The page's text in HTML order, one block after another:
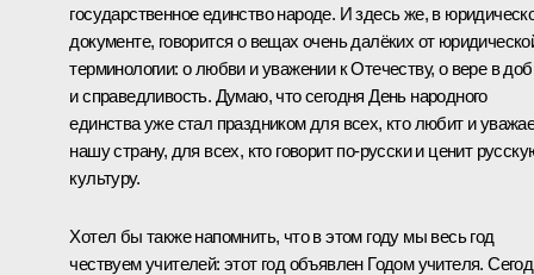
государственное единство народе. И здесь же, в
документе, говорится о вещах очень далёких от
терминологии: о любви и уважении к Отечеству, о вере в
и справедливость. Думаю, что сегодня День народного
единства уже стал праздником для всех, кто любит и
нашу страну, для всех, кто говорит по‑русски и ценит
культуру.
Хотел бы также напомнить, что в этом году мы весь год
чествуем учителей: этот год объявлен Годом учителя.